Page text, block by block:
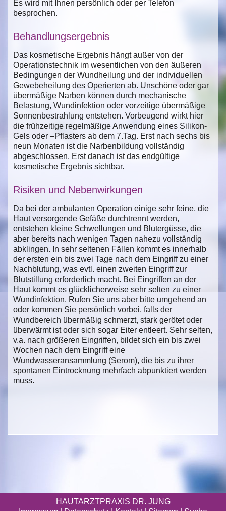
Es wird mit Ihnen persönlich oder per Telefon
besprochen.
Behandlungsergebnis
Das kosmetische Ergebnis hängt außer von der
Operationstechnik im wesentlichen von den äußeren
Bedingungen der Wundheilung und der individuellen
Gewebeheilung des Operierten ab. Unschöne oder gar
übermäßige Narben können durch mechanische
Belastung, Wundinfektion oder vorzeitige übermäßige
Sonnenbestrahlung entstehen. Vorbeugend wirkt hier
die frühzeitige regelmäßige Anwendung eines Silikon-
Gels oder –Pflasters ab dem 7.Tag. Erst nach sechs bis
neun Monaten ist die Narbenbildung vollständig
abgeschlossen. Erst danach ist das endgültige
kosmetische Ergebnis sichtbar.
Risiken und Nebenwirkungen
Da bei der ambulanten Operation einige sehr feine, die
Haut versorgende Gefäße durchtrennt werden,
entstehen kleine Schwellungen und Blutergüsse, die
aber bereits nach wenigen Tagen nahezu vollständig
abklingen. In sehr seltenen Fällen kommt es innerhalb
der ersten ein bis zwei Tage nach dem Eingriff zu einer
Nachblutung, was evtl. einen zweiten Eingriff zur
Blutstillung erforderlich macht. Bei Eingriffen an der
Haut kommt es glücklicherweise sehr selten zu einer
Wundinfektion. Rufen Sie uns aber bitte umgehend an
oder kommen Sie persönlich vorbei, falls der
Wundbereich übermäßig schmerzt, stark gerötet oder
überwärmt ist oder sich sogar Eiter entleert. Sehr selten,
v.a. nach größeren Eingriffen, bildet sich ein bis zwei
Wochen nach dem Eingriff eine
Wundwasseransammlung (Serom), die bis zu ihrer
spontanen Eintrocknung mehrfach abpunktiert werden
muss.
HAUTARZTPRAXIS DR. JUNG